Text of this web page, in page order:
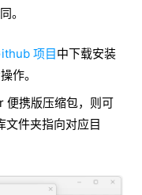
。
项目中下载安装
作。
便携版压缩包，则可
件夹指向对应目